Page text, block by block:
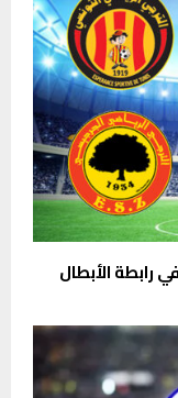
رابطة الأبطال